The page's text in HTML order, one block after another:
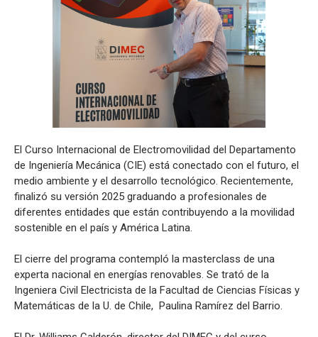
El Curso Internacional de Electromovilidad del Departamento
de Ingeniería Mecánica (CIE) está conectado con el futuro, el
medio ambiente y el desarrollo tecnológico. Recientemente,
finalizó su versión 2025 graduando a profesionales de
diferentes entidades que están contribuyendo a la movilidad
sostenible en el país y América Latina.
El cierre del programa contempló la masterclass de una
experta nacional en energías renovables. Se trató de la
Ingeniera Civil Electricista de la Facultad de Ciencias Físicas y
Matemáticas de la U. de Chile, Paulina Ramírez del Barrio.